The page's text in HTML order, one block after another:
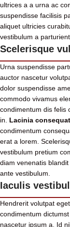
ultrices a a urna ac
suspendisse facilisis
aliquet ultricies
vestibulum a
Scelerisque
Urna suspendisse
auctor nascetur
dolor suspendisse
commodo vivamus
condimentum dis felis
in. Lacinia consequat
condimentum
erat a lorem.
vestibulum pretium
diam venenatis
ante vestibulum.
Iaculis
Hendrerit volutpat
condimentum
nascetur ipsum a. Id